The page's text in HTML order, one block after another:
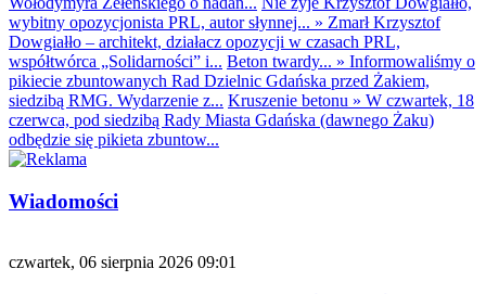
wybitny opozycjonista PRL, autor słynnej... » Zmarł Krzysztof
Dowgiałło – architekt, działacz opozycji w czasach PRL,
współtwórca „Solidarności” i... Beton twardy... » Informowaliśmy o
pikiecie zbuntowanych Rad Dzielnic Gdańska przed Żakiem,
siedzibą RMG. Wydarzenie z... Kruszenie betonu » W czwartek, 18
czerwca, pod siedzibą Rady Miasta Gdańska (dawnego Żaku)
odbędzie się pikieta zbuntow...
Wiadomości
czwartek, 06 sierpnia 2026 09:01